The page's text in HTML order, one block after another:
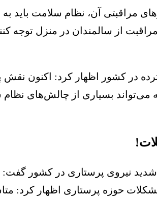
مراقبتی آن، نظام سلامت
از سالمندان در منزل توجه
توانمندی‌‌‌های گسترده در کشور اظهار
بسیاری از چالش‌‌‌های
شدید نیروی پرستاری در کشور
حوزه پرستاری اظهار کرد: